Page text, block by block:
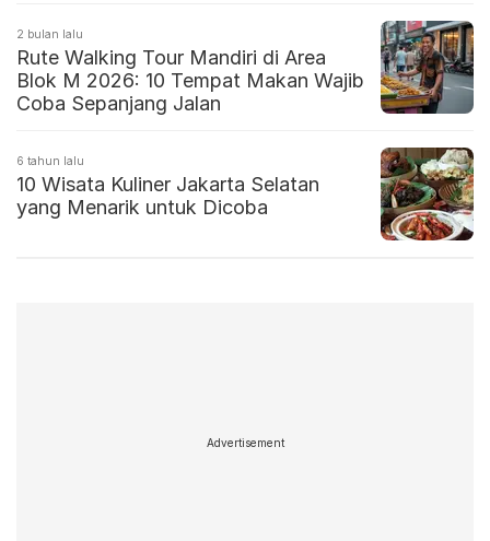
2 bulan lalu
Rute Walking Tour Mandiri di Area
Blok M 2026: 10 Tempat Makan Wajib
Coba Sepanjang Jalan
6 tahun lalu
10 Wisata Kuliner Jakarta Selatan
yang Menarik untuk Dicoba
Advertisement